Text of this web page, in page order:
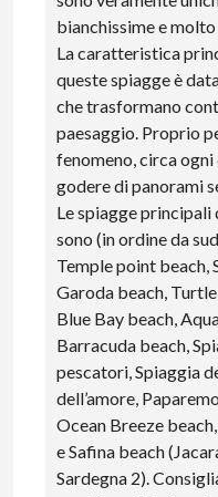
E
A
bianchissime e molto
La caratteristica
queste spiagge è
che trasformano
paesaggio. Proprio
fenomeno, circa
godere di panorami
Le spiagge principali
sono (in ordine da
Temple point beach,
Garoda beach, Turtle
Blue Bay beach,
Barracuda beach,
pescatori, Spiaggia
dell’amore,
Ocean Breeze
e Safina beach
Sardegna 2).